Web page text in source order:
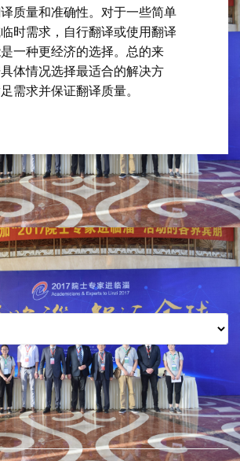
质量和准确性。对于一些简单
时需求，自行翻译或使用翻译
一种更经济的选择。总的来
体情况选择最适合的解决方
需求并保证翻译质量。